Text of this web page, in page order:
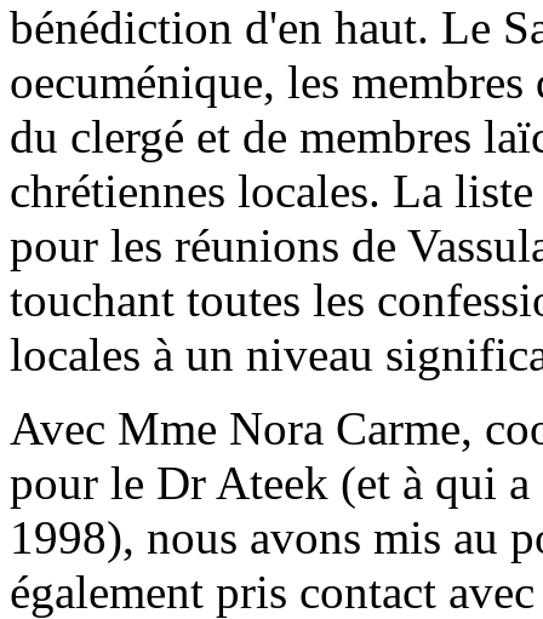
bénédiction d'en haut. Le
oecuménique, les
du clergé et de membres
chrétiennes locales. La
pour les réunions de
touchant toutes les
locales à un niveau
Avec Mme Nora Carme,
pour le Dr Ateek (et à qui a
1998), nous avons mis au
également pris contact